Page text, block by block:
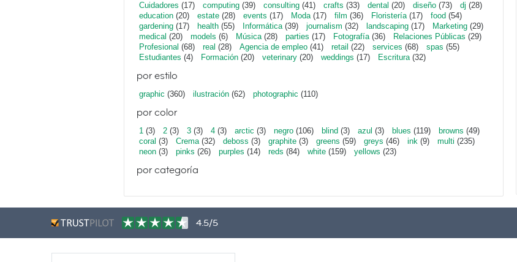
Cuidadores (17) computing (39) consulting (41) crafts (33) dental (20) diseño (73) dj (28)
education (20) estate (28) events (17) Moda(17) film (36) Floristería(17) food (54)
gardening (17) health (55) Informática(39) journalism (32) landscaping (17) Marketing (29)
medical (20) models (6) Música(28) parties (17) Fotografía(36) Relaciones Públicas (29)
Profesional (68) real (28) Agencia de empleo (41) retail (22) services (68) spas (55)
Estudiantes (4) Formación (20) veterinary (20) weddings (17) Escritura(32)
por estilo
graphic (360) ilustración (62) photographic (110)
por color
1 (3) 2 (3) 3 (3) 4 (3) arctic (3) negro (106) blind (3) azul (3) blues (119) browns (49)
coral (3) Crema(32) deboss (3) graphite (3) greens (59) greys (46) ink (9) multi (235)
neon (3) pinks (26) purples (14) reds (84) white (159) yellows (23)
por categoría
4.5/5